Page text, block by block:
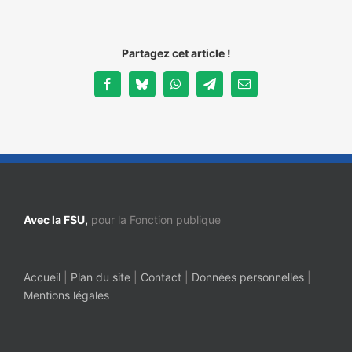
Partagez cet article !
FacebookBlueskyWhatsAppTelegramEmail
Avec la FSU, pour la Fonction publique
Accueil Plan du site Contact Données personnelles
Mentions légales